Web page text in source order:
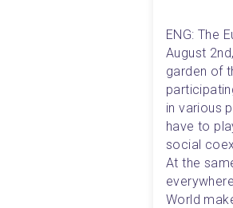
ENG: The
August
garden of
in various
have to
social
At the
World